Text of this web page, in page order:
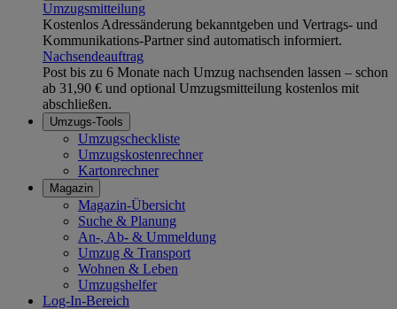
Umzugsmitteilung
Kostenlos Adressänderung bekanntgeben und Vertrags- und
Kommunikations-Partner sind automatisch informiert.
Nachsendeauftrag
Post bis zu 6 Monate nach Umzug nachsenden lassen – schon
ab 31,90 € und optional Umzugsmitteilung kostenlos mit
abschließen.
Umzugs-Tools
Umzugscheckliste
Umzugskostenrechner
Kartonrechner
Magazin
Magazin-Übersicht
Suche & Planung
An-, Ab- & Ummeldung
Umzug & Transport
Wohnen & Leben
Umzugshelfer
Log-In-Bereich